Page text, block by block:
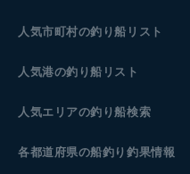
人気市町村の釣り船リスト
人気港の釣り船リスト
人気エリアの釣り船検索
各都道府県の船釣り釣果情報